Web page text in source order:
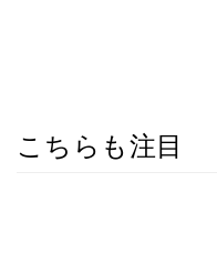
こちらも注目